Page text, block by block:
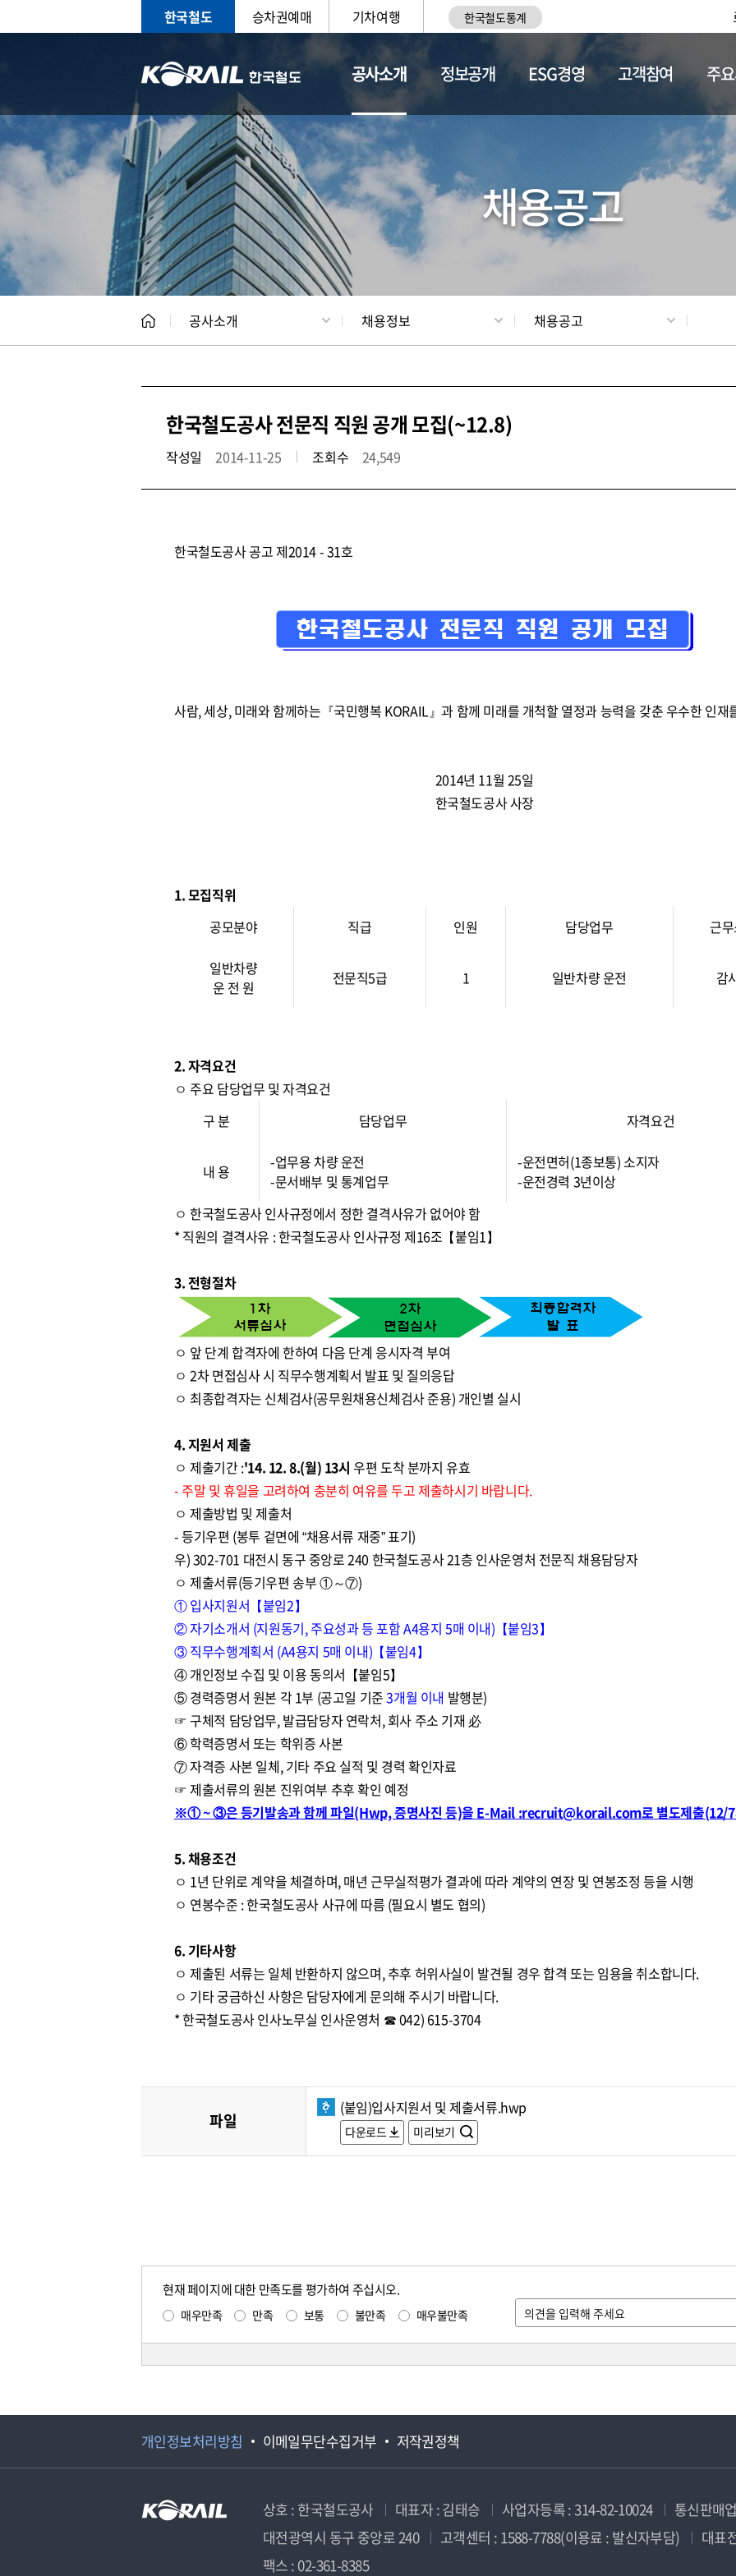
한국철도 승차권예매 기차여행 한국철도통계
공사소개
CEO 일반현황 채용정보
정보공개 ESG경영 고객참여 주
채용공고
공사소개 채용정보 채용공고
한국철도공사 전문직 직원 공개 모집(~12.8)
작성일 2014-11-25 조회수 24,549
한국철도공사 공고 제2014 - 31호
사람, 세상, 미래와 함께하는『국민행복 KORAIL』과 함께 미래를 개척할 열정과 능력을 갖춘 우수한 인재
2014년 11월 25일
한국철도공사 사장
1. 모집직위
공모분야
직급 인원 담당업무 근
일반차량
운 전 원
전문직5급 1 일반차량 운전 감
2. 자격요건
ㅇ 주요 담당업무 및 자격요건
구 분
담당업무 자격요건
내 용
-업무용 차량 운전
-문서배부 및 통계업무
-운전면허(1종보통) 소지자
-운전경력 3년이상
ㅇ 한국철도공사 인사규정에서 정한 결격사유가 없어야 함
* 직원의 결격사유 : 한국철도공사 인사규정 제16조【붙임1】
3. 전형절차
ㅇ 앞 단계 합격자에 한하여 다음 단계 응시자격 부여
ㅇ 2차 면접심사 시 직무수행계획서 발표 및 질의응답
ㅇ 최종합격자는 신체검사(공무원채용신체검사 준용) 개인별 실시
4. 지원서 제출
ㅇ 제출기간 :'14. 12. 8.(월) 13시 우편 도착 분까지 유효
- 주말 및 휴일을 고려하여 충분히 여유를 두고 제출하시기 바랍니다.
ㅇ 제출방법 및 제출처
- 등기우편 (봉투 겉면에 “채용서류 재중” 표기)
우) 302-701 대전시 동구 중앙로 240 한국철도공사 21층 인사운영처 전문직 채용담당자
ㅇ 제출서류(등기우편 송부 ①～⑦)
① 입사지원서【붙임2】
② 자기소개서 (지원동기, 주요성과 등 포함 A4용지 5매 이내)【붙임3】
③ 직무수행계획서 (A4용지 5매 이내)【붙임4】
④ 개인정보 수집 및 이용 동의서【붙임5】
⑤ 경력증명서 원본 각 1부 (공고일 기준3개월 이내 발행분)
☞ 구체적 담당업무, 발급담당자 연락처, 회사 주소 기재 必
⑥ 학력증명서 또는 학위증 사본
⑦ 자격증 사본 일체, 기타 주요 실적 및 경력 확인자료
☞ 제출서류의 원본 진위여부 추후 확인 예정
※① ~ ③은 등기발송과 함께 파일(Hwp, 증명사진 등)을 E-Mail :recruit@korail.com로 별도제출(12/
5. 채용조건
ㅇ 1년 단위로 계약을 체결하며, 매년 근무실적평가 결과에 따라 계약의 연장 및 연봉조정 등을 시행
ㅇ 연봉수준 : 한국철도공사 사규에 따름 (필요시 별도 협의)
6. 기타사항
ㅇ 제출된 서류는 일체 반환하지 않으며, 추후 허위사실이 발견될 경우 합격 또는 임용을 취소합니다.
ㅇ 기타 궁금하신 사항은 담당자에게 문의해 주시기 바랍니다.
* 한국철도공사 인사노무실 인사운영처 ☎ 042) 615-3704
파일
(붙임)입사지원서 및 제출서류.hwp
다운로드 미리보기
현재 페이지에 대한 만족도를 평가하여 주십시오.
매우만족 만족 보통 불만족 매우불만족
개인정보처리방침 이메일무단수집거부 저작권정책
상호 : 한국철도공사 대표자 : 김태승 사업자등록 : 314-82-10024
통신판매
대전광역시 동구 중앙로 240
고객센터 : 1588-7788(이용료 : 발신자부담)
대표
팩스 : 02-361-8385